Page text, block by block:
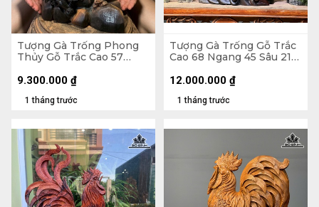
Tượng Gà Trống Phong
Thủy Gỗ Trắc Cao 57
1 tháng trước
9.300.000 ₫
Tượng Gà Trống Gỗ Trắc
Cao 68 Ngang 45 Sâu 21
1 tháng trước
12.000.000 ₫